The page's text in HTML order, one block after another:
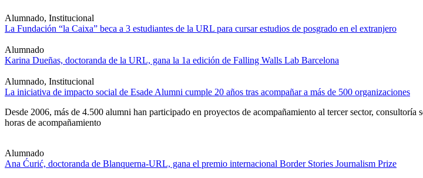
Alumnado, Institucional
La Fundación “la Caixa” beca a 3 estudiantes de la URL para cursar estudios de posgrado en el extranjero
Alumnado
Karina Dueñas, doctoranda de la URL, gana la 1a edición de Falling Walls Lab Barcelona
Alumnado, Institucional
La iniciativa de impacto social de Esade Alumni cumple 20 años tras acompañar a más de 500 organizaciones
Desde 2006, más de 4.500 alumni han participado en proyectos de acompañamiento al tercer sector,
horas de acompañamiento
Alumnado
Ana Ćurić, doctoranda de Blanquerna-URL, gana el premio internacional Border Stories Journalism Prize